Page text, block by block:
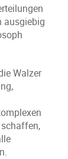
ausgiebig
Walzer